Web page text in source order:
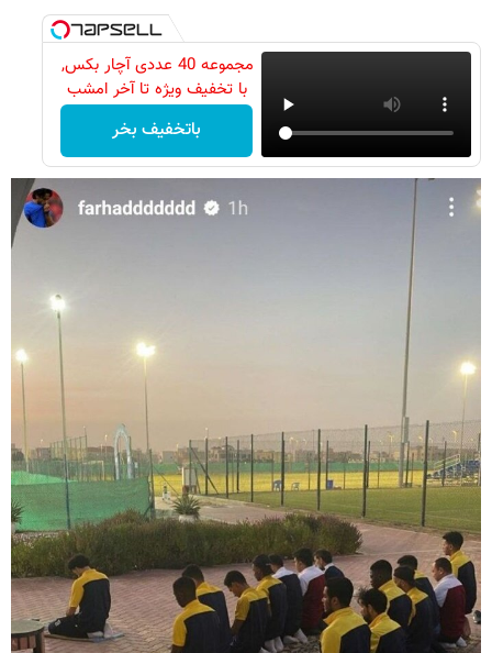
مجموعه 40 عددی آچار بکس,
با تخفیف ویژه تا آخر امشب
باتخفیف بخر